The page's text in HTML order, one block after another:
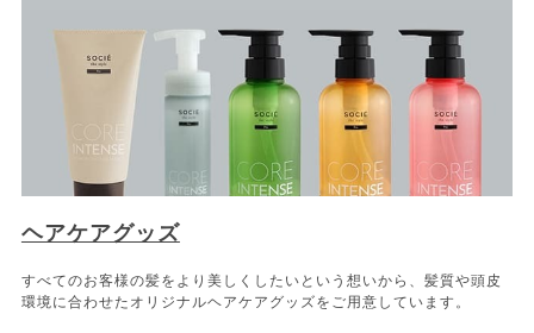
ヘアケアグッズ
すべてのお客様の髪をより美しくしたいという想いから、髪質や頭皮
環境に合わせたオリジナルヘアケアグッズをご用意しています。